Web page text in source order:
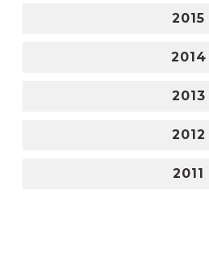
2015
2014
2013
2012
2011